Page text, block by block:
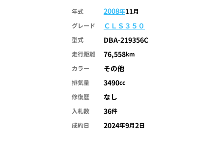
年式 2008年11月
グレード
ＣＬＳ３５０
型式 DBA-219356C
走行距離 76,558km
カラー
その他
排気量 3490cc
修復歴
なし
入札数 36件
成約日
2024年9月2日